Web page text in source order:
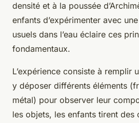
densité et à la poussée
enfants d’expérimenter avec
usuels dans l’eau éclaire ces
fondamentaux.
L’expérience consiste à remplir
y déposer différents éléments
métal) pour observer leur
les objets, les enfants tirent des